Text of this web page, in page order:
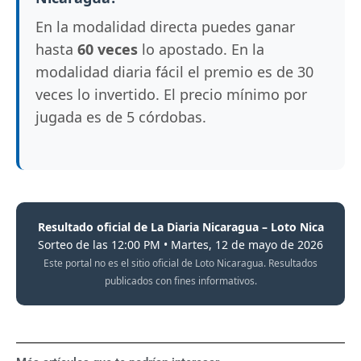
En la modalidad directa puedes ganar
hasta 60 veces lo apostado. En la
modalidad diaria fácil el premio es de 30
veces lo invertido. El precio mínimo por
jugada es de 5 córdobas.
Resultado oficial de La Diaria Nicaragua – Loto Nica
Sorteo de las 12:00 PM • Martes, 12 de mayo de 2026
Este portal no es el sitio oficial de Loto Nicaragua. Resultados
publicados con fines informativos.